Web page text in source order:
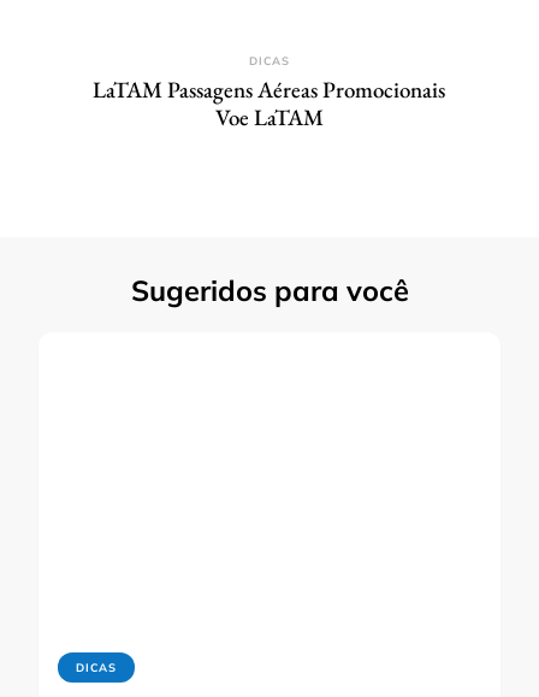
DICAS
LaTAM Passagens Aéreas Promocionais
Voe LaTAM
Sugeridos para você
DICAS